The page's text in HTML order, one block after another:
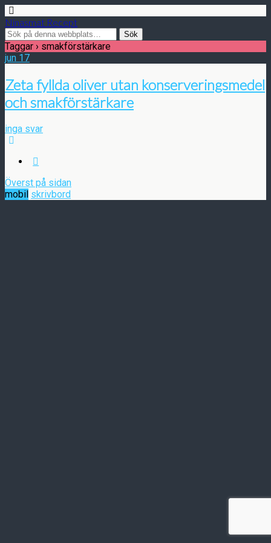
Ninasmat Recept
Taggar › smakförstärkare
jun 17
Zeta fyllda oliver utan konserveringsmedel
och smakförstärkare
inga svar
Överst på sidan
mobil skrivbord